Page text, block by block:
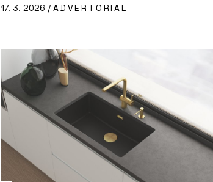
17. 3. 2026 / ADVERTORIAL